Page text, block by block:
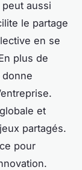
aussi
le partage
en se
plus de
et
partagés.
pour